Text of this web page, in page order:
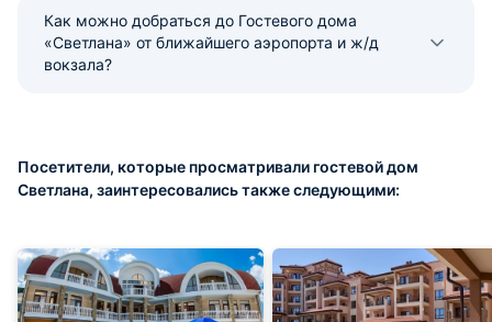
Как можно добраться до Гостевого дома
«Светлана» от ближайшего аэропорта и ж/д
вокзала?
Посетители, которые просматривали гостевой дом
Светлана, заинтересовались также следующими: